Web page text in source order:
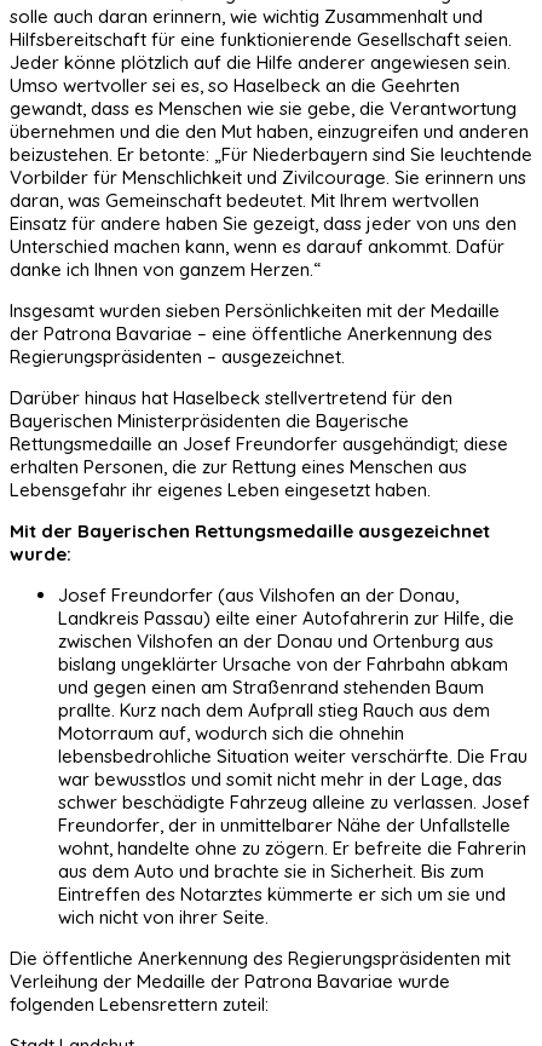
solle auch daran erinnern, wie wichtig Zusammenhalt und
Hilfsbereitschaft für eine funktionierende Gesellschaft seien.
Jeder könne plötzlich auf die Hilfe anderer angewiesen sein.
Umso wertvoller sei es, so Haselbeck an die Geehrten
gewandt, dass es Menschen wie sie gebe, die Verantwortung
übernehmen und die den Mut haben, einzugreifen und anderen
beizustehen. Er betonte: „Für Niederbayern sind Sie leuchtende
Vorbilder für Menschlichkeit und Zivilcourage. Sie erinnern uns
daran, was Gemeinschaft bedeutet. Mit Ihrem wertvollen
Einsatz für andere haben Sie gezeigt, dass jeder von uns den
Unterschied machen kann, wenn es darauf ankommt. Dafür
danke ich Ihnen von ganzem Herzen.“
Insgesamt wurden sieben Persönlichkeiten mit der Medaille
der Patrona Bavariae – eine öffentliche Anerkennung des
Regierungspräsidenten – ausgezeichnet.
Darüber hinaus hat Haselbeck stellvertretend für den
Bayerischen Ministerpräsidenten die Bayerische
Rettungsmedaille an Josef Freundorfer ausgehändigt; diese
erhalten Personen, die zur Rettung eines Menschen aus
Lebensgefahr ihr eigenes Leben eingesetzt haben.
Mit der Bayerischen Rettungsmedaille ausgezeichnet
wurde:
Josef Freundorfer (aus Vilshofen an der Donau,
Landkreis Passau) eilte einer Autofahrerin zur Hilfe, die
zwischen Vilshofen an der Donau und Ortenburg aus
bislang ungeklärter Ursache von der Fahrbahn abkam
und gegen einen am Straßenrand stehenden Baum
prallte. Kurz nach dem Aufprall stieg Rauch aus dem
Motorraum auf, wodurch sich die ohnehin
lebensbedrohliche Situation weiter verschärfte. Die Frau
war bewusstlos und somit nicht mehr in der Lage, das
schwer beschädigte Fahrzeug alleine zu verlassen. Josef
Freundorfer, der in unmittelbarer Nähe der Unfallstelle
wohnt, handelte ohne zu zögern. Er befreite die Fahrerin
aus dem Auto und brachte sie in Sicherheit. Bis zum
Eintreffen des Notarztes kümmerte er sich um sie und
wich nicht von ihrer Seite.
Die öffentliche Anerkennung des Regierungspräsidenten mit
Verleihung der Medaille der Patrona Bavariae wurde
folgenden Lebensrettern zuteil: